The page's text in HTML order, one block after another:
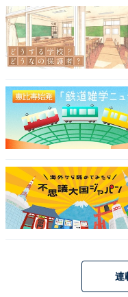
連